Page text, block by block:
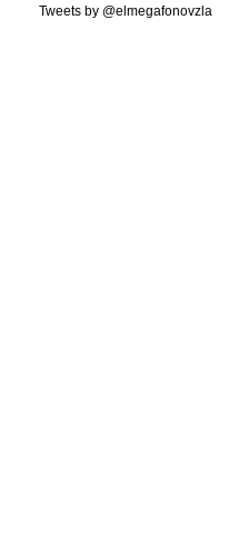
Tweets by @elmegafonovzla